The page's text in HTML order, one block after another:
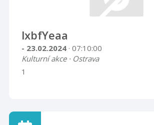
lxbfYeaa
- 23.02.2024 · 07:10:00
Kulturní akce · Ostrava
1